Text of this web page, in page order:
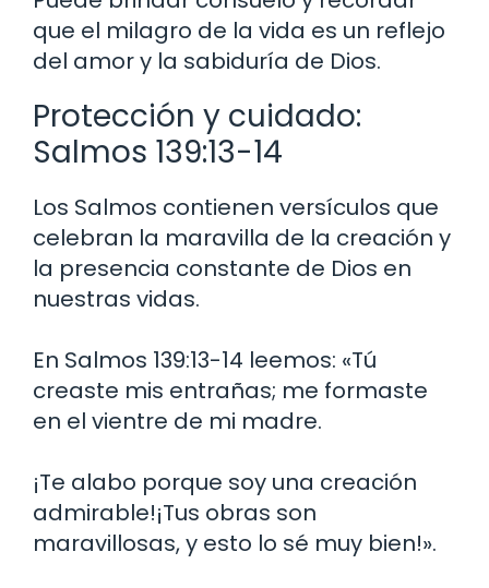
que el milagro de la vida es un reflejo
del amor y la sabiduría de Dios.
Protección y cuidado:
Salmos 139:13-14
Los Salmos contienen versículos que
celebran la maravilla de la creación y
la presencia constante de Dios en
nuestras vidas.
En Salmos 139:13-14 leemos: «Tú
creaste mis entrañas; me formaste
en el vientre de mi madre.
¡Te alabo porque soy una creación
admirable!¡Tus obras son
maravillosas, y esto lo sé muy bien!».